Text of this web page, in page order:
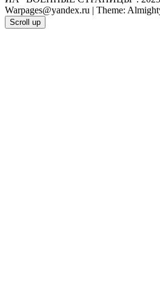
Warpages@yandex.ru | Theme:
Scroll up